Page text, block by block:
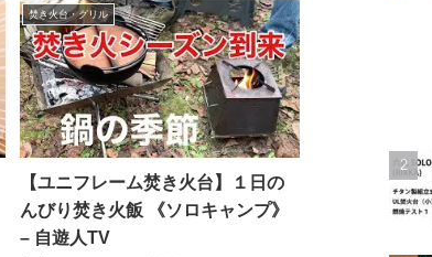
焚き火台・グリル
【ユニフレーム焚き火台】１日の
んびり焚き火飯 《ソロキャンプ》
– 自遊人TV